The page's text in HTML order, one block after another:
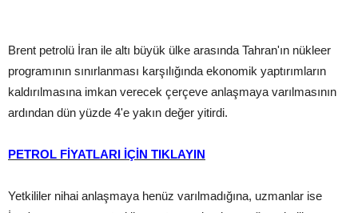
Brent petrolü İran ile altı büyük ülke arasında Tahran'ın nükleer
programının sınırlanması karşılığında ekonomik yaptırımların
kaldırılmasına imkan verecek çerçeve anlaşmaya varılmasının
ardından dün yüzde 4'e yakın değer yitirdi.
PETROL FİYATLARI İÇİN TIKLAYIN
Yetkililer nihai anlaşmaya henüz varılmadığına, uzmanlar ise